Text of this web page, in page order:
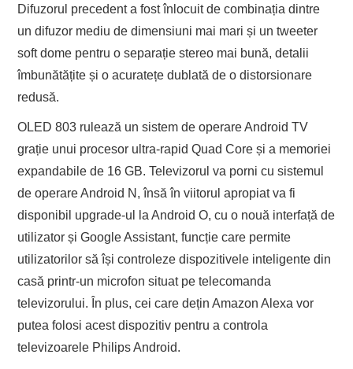
Difuzorul precedent a fost înlocuit de combinația dintre
un difuzor mediu de dimensiuni mai mari și un tweeter
soft dome pentru o separație stereo mai bună, detalii
îmbunătățite și o acuratețe dublată de o distorsionare
redusă.
OLED 803 rulează un sistem de operare Android TV
grație unui procesor ultra-rapid Quad Core și a memoriei
expandabile de 16 GB. Televizorul va porni cu sistemul
de operare Android N, însă în viitorul apropiat va fi
disponibil upgrade-ul la Android O, cu o nouă interfață de
utilizator și Google Assistant, funcție care permite
utilizatorilor să își controleze dispozitivele inteligente din
casă printr-un microfon situat pe telecomanda
televizorului. În plus, cei care dețin Amazon Alexa vor
putea folosi acest dispozitiv pentru a controla
televizoarele Philips Android.